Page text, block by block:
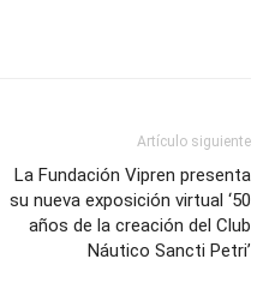
Artículo siguiente
La Fundación Vipren presenta
su nueva exposición virtual ‘50
años de la creación del Club
Náutico Sancti Petri’